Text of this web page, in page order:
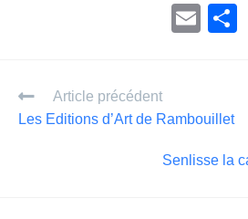
E
Article précédent
Les Editions d’Art de Rambouillet
Senlisse la